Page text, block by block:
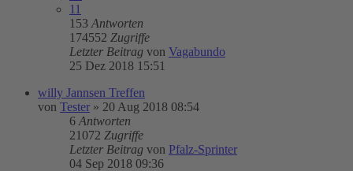
11
153 Antworten
174552 Zugriffe
Letzter Beitrag von Vagabundo
25 Dez 2018 15:51
willy Jannsen Treffen
von Tester » 20 Aug 2018 08:54
6 Antworten
21072 Zugriffe
Letzter Beitrag von Pfalz-Sprinter
04 Sep 2018 09:36